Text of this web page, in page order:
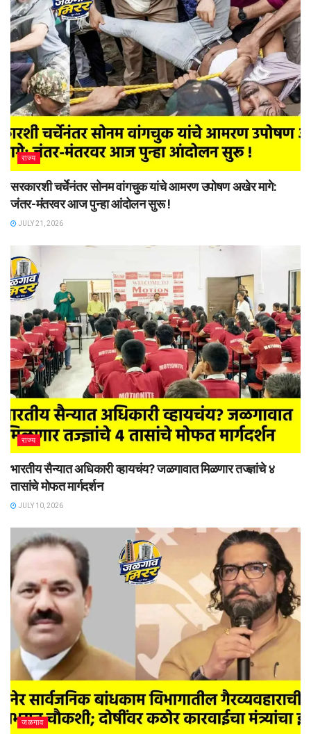
राज्य
सरकारशी चर्चेनंतर सोनम वांगचुक यांचे आमरण उपोषण अखेर मागे:
जंतर-मंतरवर आज पुन्हा आंदोलन सुरू !
JULY 21, 2026
राज्य
भारतीय सैन्यात अधिकारी व्हायचंय? जळगावात मिळणार तज्ज्ञांचे ४
तासांचे मोफत मार्गदर्शन
JULY 10, 2026
जळगाव